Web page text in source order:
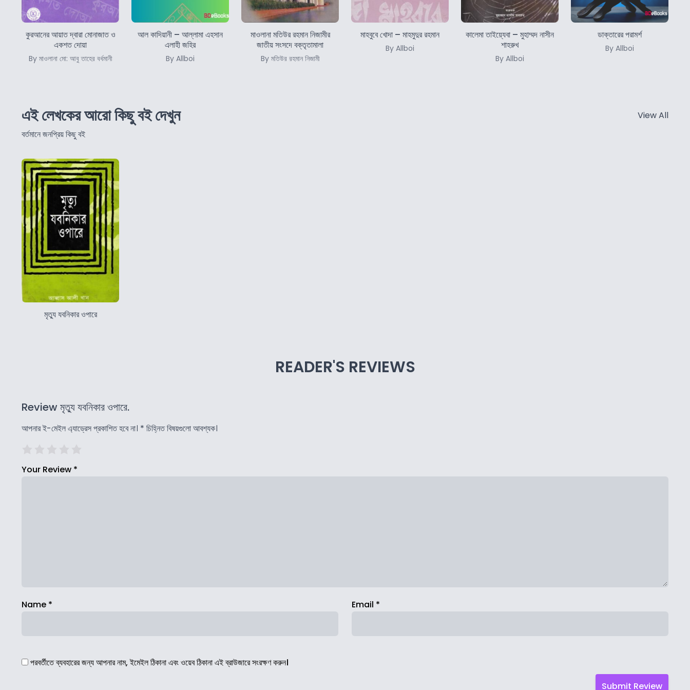
কুরআনের আয়াত দ্বারা মোনাজাত ও
একশত দোয়া
By মাওলানা মো: আবু তাহের বর্ধমানী
আল কাদিয়ানী – আল্লামা এহসান
এলাহী জহির
By Allboi
মাওলানা মতিউর রহমান নিজামীর
জাতীয় সংসদে বক্তৃতামালা
By মতিউর রহমান নিজামী
মাহবুবে খোদা – মাহমুদুর রহমান
By Allboi
কালেমা তাইয়্যেবা – মুহাম্মদ নাসীন
শাহরুখ
By Allboi
ডাক্তারের পরামর্শ
By Allboi
এই লেখকের আরো কিছু বই দেখুন
বর্তমানে জনপ্রিয় কিছু বই
View All
মৃত্যু যবনিকার ওপারে
READER'S REVIEWS
Review মৃত্যু যবনিকার ওপারে.
আপনার ই-মেইল এ্যাড্রেস প্রকাশিত হবে না। * চিহ্নিত বিষয়গুলো আবশ্যক।
Your Review *
Name * Email *
পরবর্তীতে ব্যবহারের জন্য আপনার নাম, ইমেইল ঠিকানা এবং ওয়েব ঠিকানা এই ব্রাউজারে সংরক্ষণ করুন।